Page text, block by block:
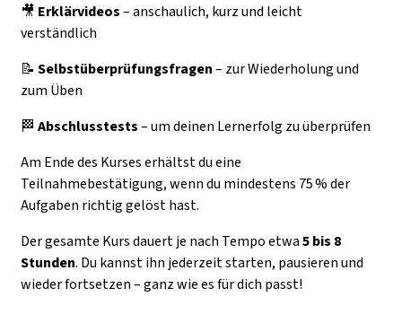
🎥 Erklärvideos– anschaulich, kurz und leicht
verständlich
📝 Selbstüberprüfungsfragen– zur Wiederholung und
zum Üben
🏁 Abschlusstests– um deinen Lernerfolg zu überprüfen
Am Ende des Kurses erhältst du eine
Teilnahmebestätigung, wenn du mindestens 75 % der
Aufgaben richtig gelöst hast.
Der gesamte Kurs dauert je nach Tempo etwa5 bis 8
Stunden. Du kannst ihn jederzeit starten, pausieren und
wieder fortsetzen – ganz wie es für dich passt!